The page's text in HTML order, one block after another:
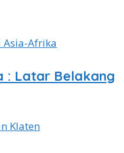
: Latar Belakang